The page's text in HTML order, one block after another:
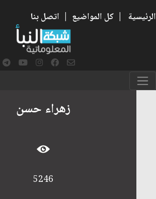
الرئيسية | كل المواضيع | اتصل بنا
زهراء حسن
5246